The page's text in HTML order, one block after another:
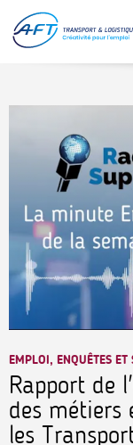
contenu
principal
EMPLOI, ENQUÊTES ET
Rapport de
des métiers
les